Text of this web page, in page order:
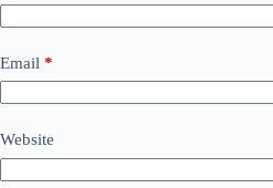
Email *
Website